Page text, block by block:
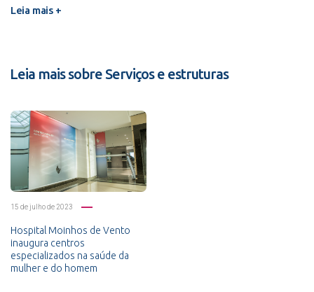
Leia mais +
Leia mais sobre Serviços e estruturas
15 de julho de 2023
Hospital Moinhos de Vento
inaugura centros
especializados na saúde da
mulher e do homem